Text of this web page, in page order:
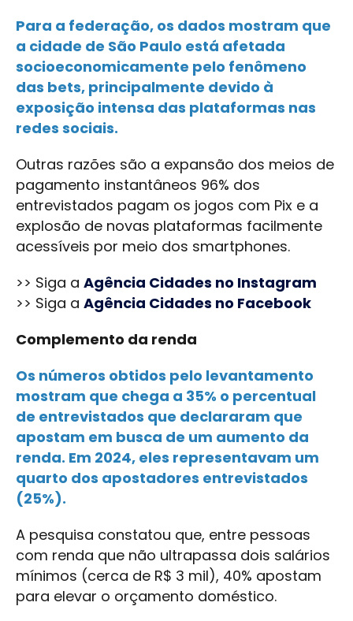
Para a federação, os dados mostram que
a cidade de São Paulo está afetada
socioeconomicamente pelo fenômeno
das bets, principalmente devido à
exposição intensa das plataformas nas
redes sociais.
Outras razões são a expansão dos meios de
pagamento instantâneos 96% dos
entrevistados pagam os jogos com Pix e a
explosão de novas plataformas facilmente
acessíveis por meio dos smartphones.
>> Siga a Agência Cidades no Instagram
>> Siga a Agência Cidades no Facebook
Complemento da renda
Os números obtidos pelo levantamento
mostram que chega a 35% o percentual
de entrevistados que declararam que
apostam em busca de um aumento da
renda. Em 2024, eles representavam um
quarto dos apostadores entrevistados
(25%).
A pesquisa constatou que, entre pessoas
com renda que não ultrapassa dois salários
mínimos (cerca de R$ 3 mil), 40% apostam
para elevar o orçamento doméstico.